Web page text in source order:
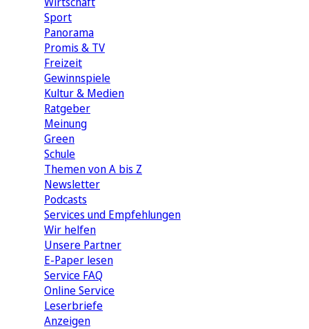
Sport
Panorama
Promis & TV
Freizeit
Gewinnspiele
Kultur & Medien
Ratgeber
Meinung
Green
Schule
Themen von A bis Z
Newsletter
Podcasts
Services und Empfehlungen
Wir helfen
Unsere Partner
E-Paper lesen
Service FAQ
Online Service
Leserbriefe
Anzeigen